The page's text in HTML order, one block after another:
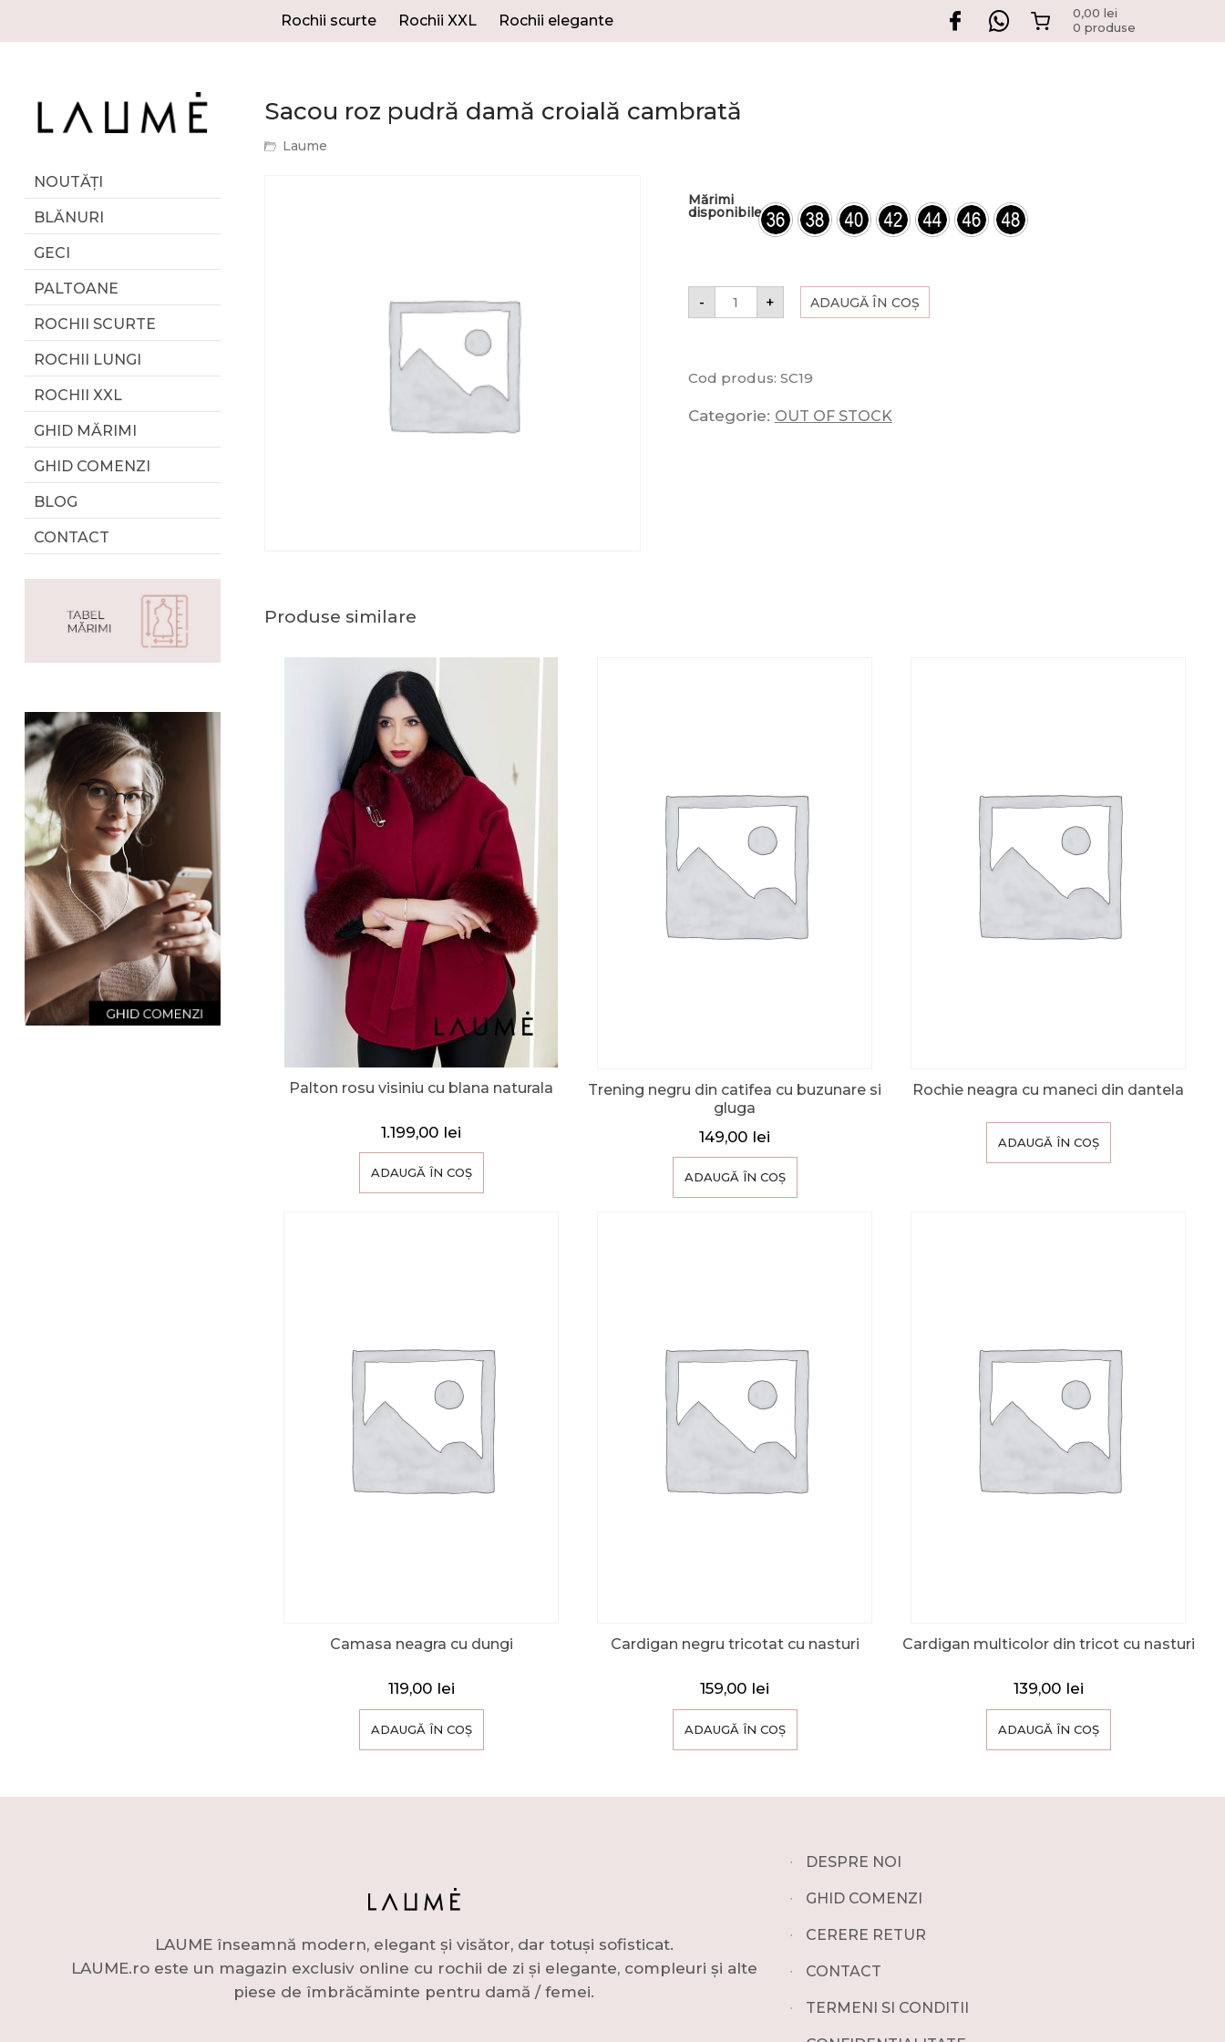
0,00 lei
0 produse
Rochii scurte Rochii XXL Rochii elegante
NOUTĂȚI
BLĂNURI
GECI
PALTOANE
ROCHII SCURTE
ROCHII LUNGI
ROCHII XXL
GHID MĂRIMI
GHID COMENZI
BLOG
CONTACT
Sacou roz pudră damă croială cambrată
Laume
Mărimi
disponibile
- + ADAUGĂ ÎN COȘ
Cod produs: SC19
Categorie: OUT OF STOCK
Produse similare
Palton rosu visiniu cu blana naturala
1.199,00 lei
ADAUGĂ ÎN COȘ
Trening negru din catifea cu buzunare si
gluga
149,00 lei
ADAUGĂ ÎN COȘ
Rochie neagra cu maneci din dantela
ADAUGĂ ÎN COȘ
Camasa neagra cu dungi
119,00 lei
ADAUGĂ ÎN COȘ
Cardigan negru tricotat cu nasturi
159,00 lei
ADAUGĂ ÎN COȘ
Cardigan multicolor din tricot cu nasturi
139,00 lei
ADAUGĂ ÎN COȘ
LAUME înseamnă modern, elegant și visător, dar totuși sofisticat.
LAUME.ro este un magazin exclusiv online cu rochii de zi și elegante, compleuri și alte
piese de îmbrăcăminte pentru damă / femei.
∙ DESPRE NOI
∙ GHID COMENZI
∙ CERERE RETUR
∙ CONTACT
∙ TERMENI SI CONDITII